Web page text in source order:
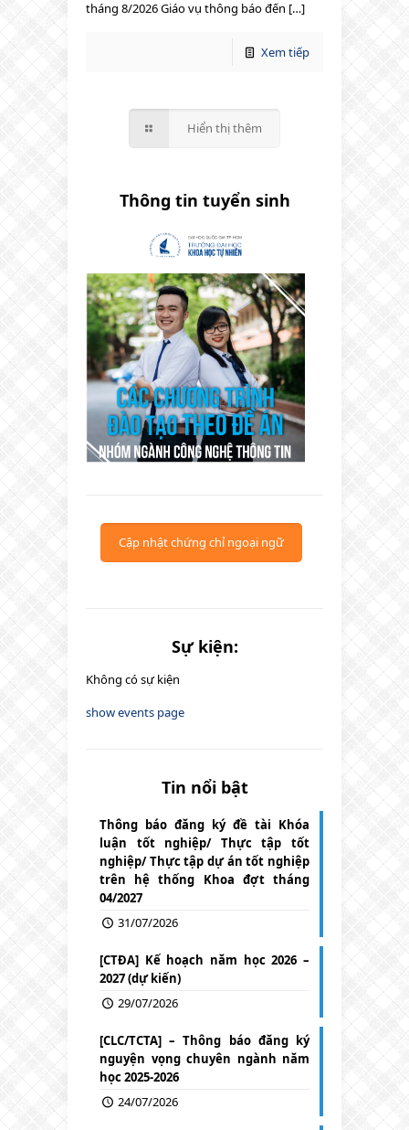
tháng 8/2026 Giáo vụ thông báo đến […]
Xem tiếp
Hiển thị thêm
Thông tin tuyển sinh
Cập nhật chứng chỉ ngoại ngữ
Sự kiện:
Không có sự kiện
show events page
Tin nổi bật
Thông báo đăng ký đề tài Khóa
luận tốt nghiệp/ Thực tập tốt
nghiệp/ Thực tập dự án tốt nghiệp
trên hệ thống Khoa đợt tháng
04/2027
31/07/2026
[CTĐA] Kế hoạch năm học 2026 –
2027 (dự kiến)
29/07/2026
[CLC/TCTA] – Thông báo đăng ký
nguyện vọng chuyên ngành năm
học 2025-2026
24/07/2026